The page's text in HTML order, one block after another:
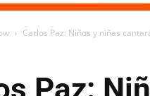
Carlos Paz: Niños y niñas